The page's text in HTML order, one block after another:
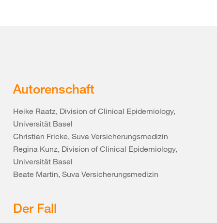
Autorenschaft
Heike Raatz, Division of Clinical Epidemiology,
Universität Basel
Christian Fricke, Suva Versicherungsmedizin
Regina Kunz, Division of Clinical Epidemiology,
Universität Basel
Beate Martin, Suva Versicherungsmedizin
Der Fall